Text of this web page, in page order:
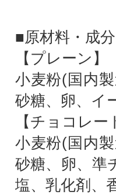
■原材料・成分
【プレーン】
小麦粉(国内
砂糖、卵、イ
【チョコレー
小麦粉(国内
砂糖、卵、準
塩、乳化剤、